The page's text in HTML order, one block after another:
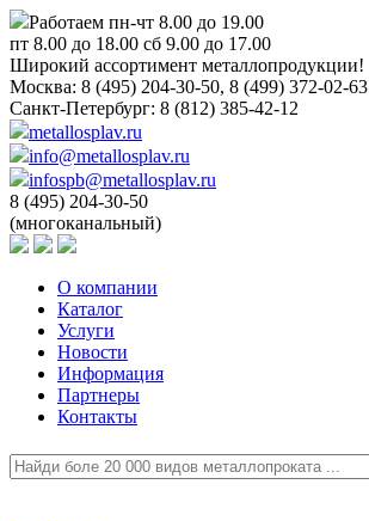
Работаем пн-чт 8.00 до 19.00
пт 8.00 до 18.00 сб 9.00 до 17.00
Широкий ассортимент металлопродукции!
Москва: 8 (495) 204-30-50, 8 (499) 372-02-63
Санкт-Петербург: 8 (812) 385-42-12
metallosplav.ru
info@metallosplav.ru
infospb@metallosplav.ru
8 (495) 204-30-50
(многоканальный)
О компании
Каталог
Услуги
Новости
Информация
Партнеры
Контакты